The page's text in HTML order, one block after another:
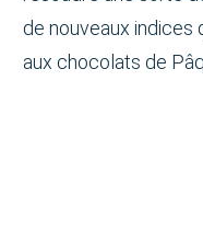
de nouveaux indices
aux chocolats de